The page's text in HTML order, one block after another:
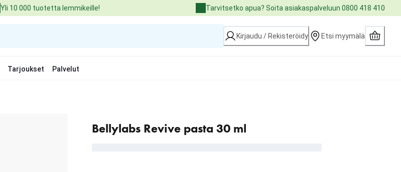
Yli 10 000 tuotetta lemmikeille! Tarvitsetko apua? Soita asiakaspalveluun 0800 418 410
Kirjaudu / Rekisteröidy Etsi myymälä
Tarjoukset Palvelut
Bellylabs Revive pasta 30 ml